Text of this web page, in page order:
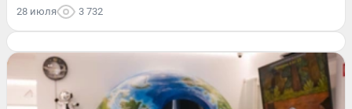
28 июля 3 732